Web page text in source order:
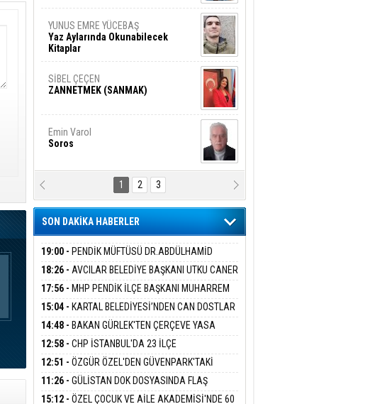
YUNUS EMRE YÜCEBAŞ
Yaz Aylarında Okunabilecek
Kitaplar
SİBEL ÇEÇEN
ZANNETMEK (SANMAK)
Emin Varol
Soros
Karanlık DNA Kuşaklararası
Şiddetin Biyolojik Faturası
Şiyar Adıyaman
Ben Bu Sahaya Sığmazam
Hasan Ali Çölük
Bir Satırın İçindeki İnsan
Ezgi Kılıç
SİVAS: ATEŞE ATILAN VİCDAN
BARIŞ BAŞARSLAN
1 2 3
SON DAKİKA HABERLER
19:00 - PENDİK MÜFTÜSÜ DR.ABDÜLHAMİD
PEHLİVAN BASIN MENSUPLARINI AĞIRLADI
18:26 - AVCILAR BELEDİYE BAŞKANI UTKU CANER
ÇANKAYA HAKKINDA TAHLİYE KARARI
17:56 - MHP PENDİK İLÇE BAŞKANI MUHARREM
KIR KARTAL ORDULULAR DERNEĞİ HEYETİNİ
AĞIRLADI
15:04 - KARTAL BELEDİYESİ’NDEN CAN DOSTLAR
İÇİN DEV YATIRIM!
14:48 - BAKAN GÜRLEK'TEN ÇERÇEVE YASA
AÇIKLAMASI:''KIRMIZI ÇİZGİMİZ ŞEHİT AİLELERİ
VE GAZİLERİMİZİN HASSASİYETİDİR''
12:58 - CHP İSTANBUL'DA 23 İLÇE
BAŞKANLIĞI'NDA ATAMALAR GERÇEKLEŞTİ
12:51 - ÖZGÜR ÖZEL'DEN GÜVENPARK'TAKİ
GAZİLERE DESTEK:''SONUÇ ALANA KADAR
ARKANIZDAYIZ''
11:26 - GÜLİSTAN DOK DOSYASINDA FLAŞ
GELİŞME: 2 DALGIÇ DELİL KARARTMA
15:12 - ÖZEL ÇOCUK VE AİLE AKADEMİSİ'NDE 60